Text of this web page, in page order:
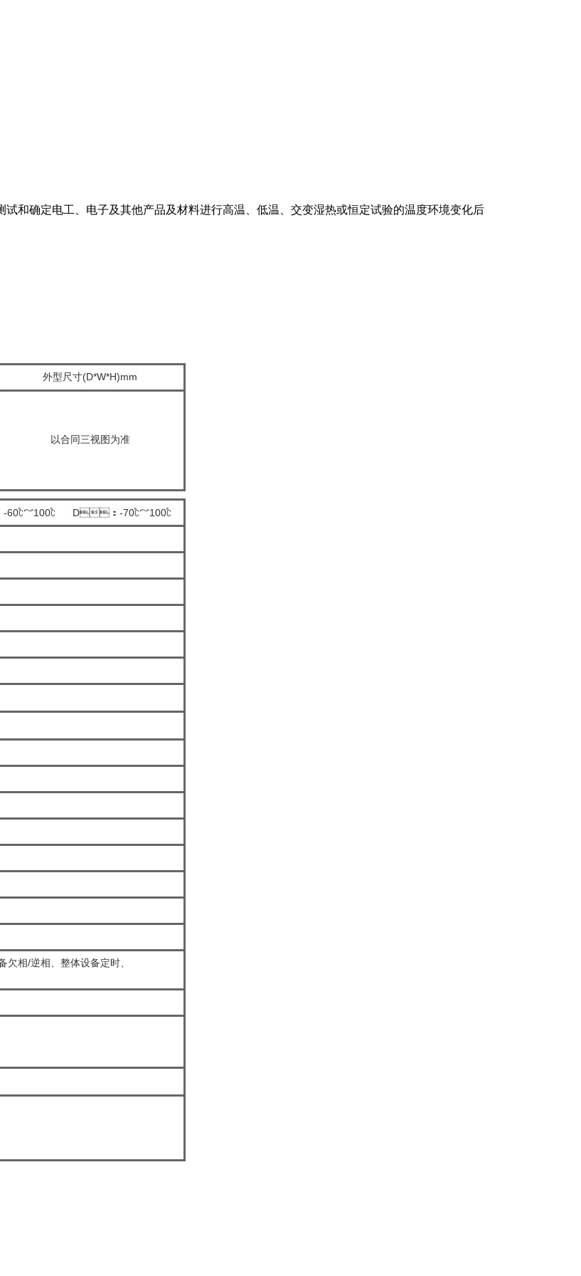
试和确定电工、电子及其他产品及材料进行高温、低温、交变湿热或恒定试验的温度环境变化后
外型尺寸(D*W*H)mm
以合同三视图为准
～100℃ D：-70℃～100℃
相/逆相、整体设备定时、